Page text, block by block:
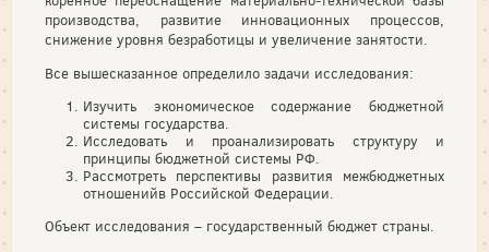
производства, развитие инновационных процессов,
снижение уровня безработицы и увеличение занятости.
Все вышесказанное определило задачи исследования:
Изучить экономическое содержание бюджетной
системы государства.
Исследовать и проанализировать структуру и
принципы бюджетной системы РФ.
Рассмотреть перспективы развития межбюджетных
отношенийв Российской Федерации.
Объект исследования – государственный бюджет страны.